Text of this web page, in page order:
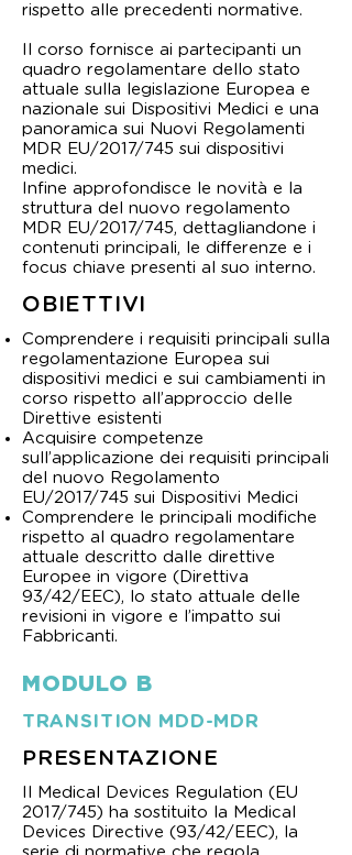
rispetto alle precedenti normative.
Il corso fornisce ai partecipanti un
quadro regolamentare dello stato
attuale sulla legislazione Europea e
nazionale sui Dispositivi Medici e una
panoramica sui Nuovi Regolamenti
MDR EU/2017/745 sui dispositivi
medici.
Infine approfondisce le novità e la
struttura del nuovo regolamento
MDR EU/2017/745, dettagliandone i
contenuti principali, le differenze e i
focus chiave presenti al suo interno.
OBIETTIVI
Comprendere i requisiti principali sulla
regolamentazione Europea sui
dispositivi medici e sui cambiamenti in
corso rispetto all’approccio delle
Direttive esistenti
Acquisire competenze
sull’applicazione dei requisiti principali
del nuovo Regolamento
EU/2017/745 sui Dispositivi Medici
Comprendere le principali modifiche
rispetto al quadro regolamentare
attuale descritto dalle direttive
Europee in vigore (Direttiva
93/42/EEC), lo stato attuale delle
revisioni in vigore e l’impatto sui
Fabbricanti.
MODULO B
TRANSITION MDD-MDR
PRESENTAZIONE
Il Medical Devices Regulation (EU
2017/745) ha sostituito la Medical
Devices Directive (93/42/EEC), la